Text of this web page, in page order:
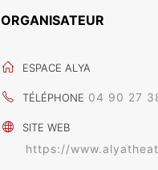
ORGANISATEUR
ESPACE ALYA
TÉLÉPHONE 04 90 27
SITE WEB
https://